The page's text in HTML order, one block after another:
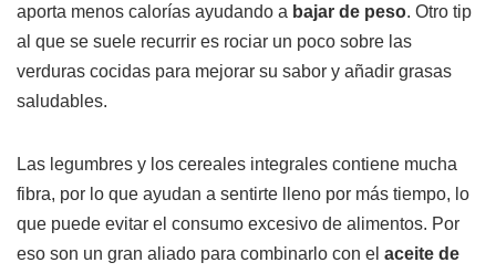
aporta menos calorías ayudando a bajar de peso. Otro tip
al que se suele recurrir es rociar un poco sobre las
verduras cocidas para mejorar su sabor y añadir grasas
saludables.
Las legumbres y los cereales integrales contiene mucha
fibra, por lo que ayudan a sentirte lleno por más tiempo, lo
que puede evitar el consumo excesivo de alimentos. Por
eso son un gran aliado para combinarlo con el aceite de